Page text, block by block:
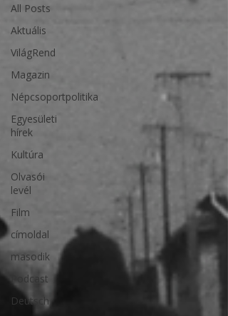
All Posts
Aktuális
VilágRend
Magazin
Népcsoportpolitika
Egyesületi
hírek
Kultúra
Olvasói
levél
Film
címoldal
masodik
Podcast
Deutsch